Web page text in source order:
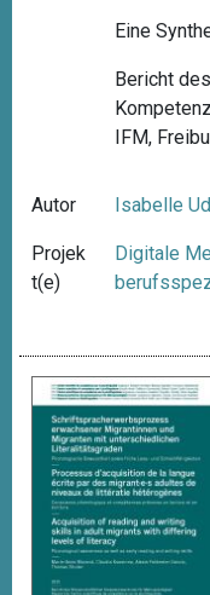
Eine
Bericht
IFM,
Autor Isabelle
Projek
t(e)
Digitale